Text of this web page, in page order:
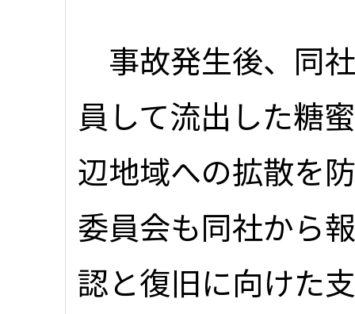
事故発生後、同
員して流出した糖
辺地域への拡散を
委員会も同社から
認と復旧に向けた